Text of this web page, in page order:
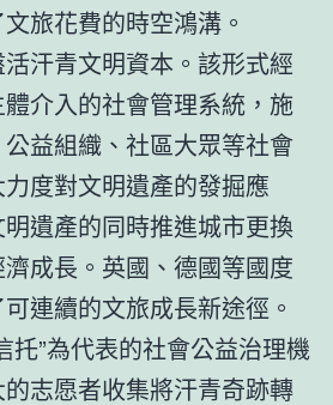
旅花費的時空鴻溝。
汗青文明資本。該形式經
介入的社會管理系統，施
益組織、社區大眾等社會
度對文明遺產的發掘應
遺產的同時推進城市更換
成長。英國、德國等國度
連續的文旅成長新途徑。
托”為代表的社會公益治理機
志愿者收集將汗青奇跡轉